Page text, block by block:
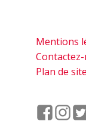
Mentions
Plan de site